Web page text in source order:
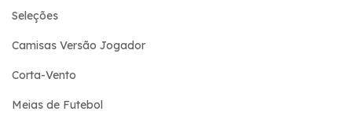
Seleções
Camisas Versão Jogador
Corta-Vento
Meias de Futebol